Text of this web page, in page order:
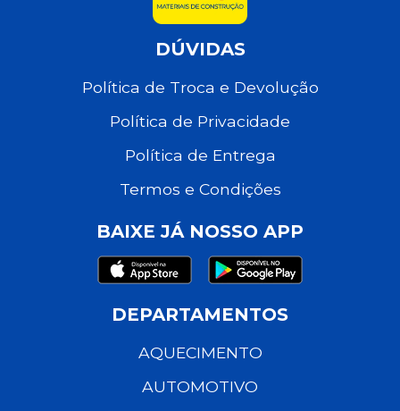
DÚVIDAS
Política de Troca e Devolução
Política de Privacidade
Política de Entrega
Termos e Condições
BAIXE JÁ NOSSO APP
DEPARTAMENTOS
AQUECIMENTO
AUTOMOTIVO